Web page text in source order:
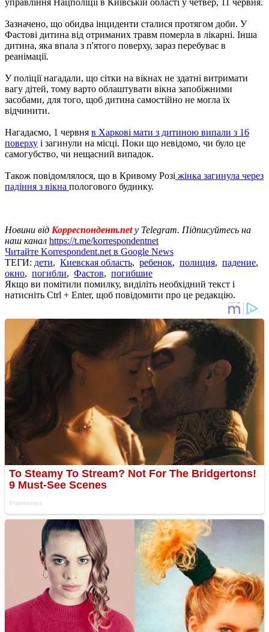
Зазначено, що обидва інциденти сталися протягом доби. У
Фастові дитина від отриманих травм померла в лікарні. Інша
дитина, яка впала з п'ятого поверху, зараз перебуває в
реанімації.
У поліції нагадали, що сітки на вікнах не здатні витримати
вагу дітей, тому варто облаштувати вікна запобіжними
засобами, для того, щоб дитина самостійно не могла їх
відчинити.
Нагадаємо, 1 червня в Харкові мати з дитиною випали з 16
поверху і загинули на місці. Поки що невідомо, чи було це
самогубство, чи нещасний випадок.
Також повідомлялося, що в Кривому Розі жінка загинула через
падіння з вікна пологового будинку.
Новини від Корреспондент.net у Telegram. Підписуйтесь на
наш канал https://t.me/korrespondentnet
Читайте Korrespondent.net в Google News
ТЕГИ: дети, Киевская область, ребенок, полиция, падение,
окно, погибли, Фастов, погибшие
Якщо ви помітили помилку, виділіть необхідний текст і
натисніть Ctrl + Enter, щоб повідомити про це редакцію.